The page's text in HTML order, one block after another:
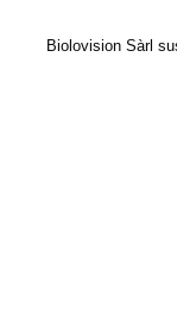
Biolovision Sàrl